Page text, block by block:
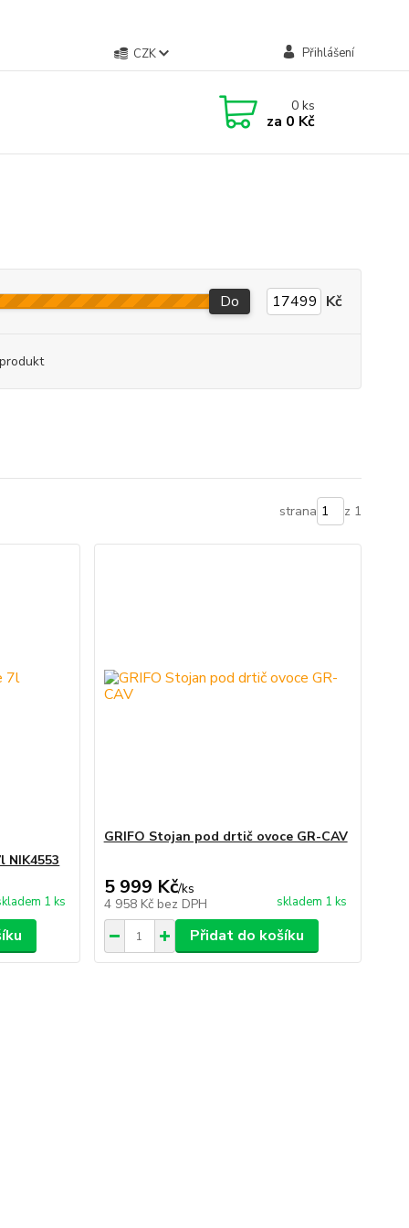
CZK Přihlášení
0ks
za 0 Kč
Do Kč
strana z 1
NIK4553
1 ks
GRIFO Stojan pod drtič ovoce GR-CAV
5 999 Kč/ks
4 958 Kč bez DPH skladem 1 ks
Přidat do košíku